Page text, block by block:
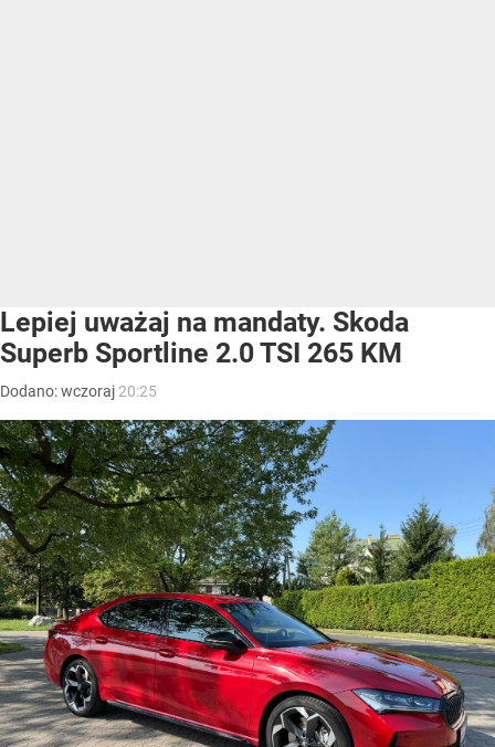
Lepiej uważaj na mandaty. Skoda
Superb Sportline 2.0 TSI 265 KM
Dodano:wczoraj 20:25